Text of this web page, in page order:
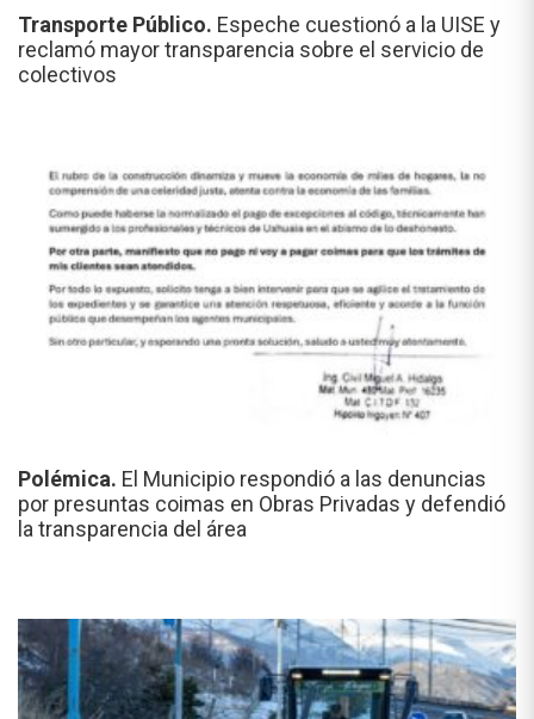
Transporte Público. Espeche cuestionó a la UISE y
reclamó mayor transparencia sobre el servicio de
colectivos
Polémica. El Municipio respondió a las denuncias
por presuntas coimas en Obras Privadas y defendió
la transparencia del área